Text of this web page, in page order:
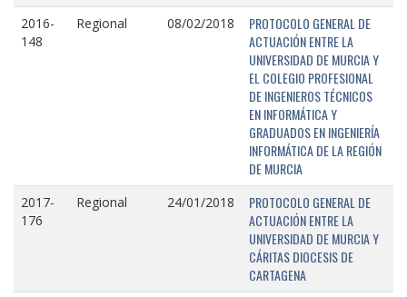
2016-
148
Regional 08/02/2018
PROTOCOLO GENERAL DE
ACTUACIÓN ENTRE LA
UNIVERSIDAD DE MURCIA Y
EL COLEGIO PROFESIONAL
DE INGENIEROS TÉCNICOS
EN INFORMÁTICA Y
GRADUADOS EN INGENIERÍA
INFORMÁTICA DE LA REGIÓN
DE MURCIA
2017-
176
Regional 24/01/2018
PROTOCOLO GENERAL DE
ACTUACIÓN ENTRE LA
UNIVERSIDAD DE MURCIA Y
CÁRITAS DIOCESIS DE
CARTAGENA